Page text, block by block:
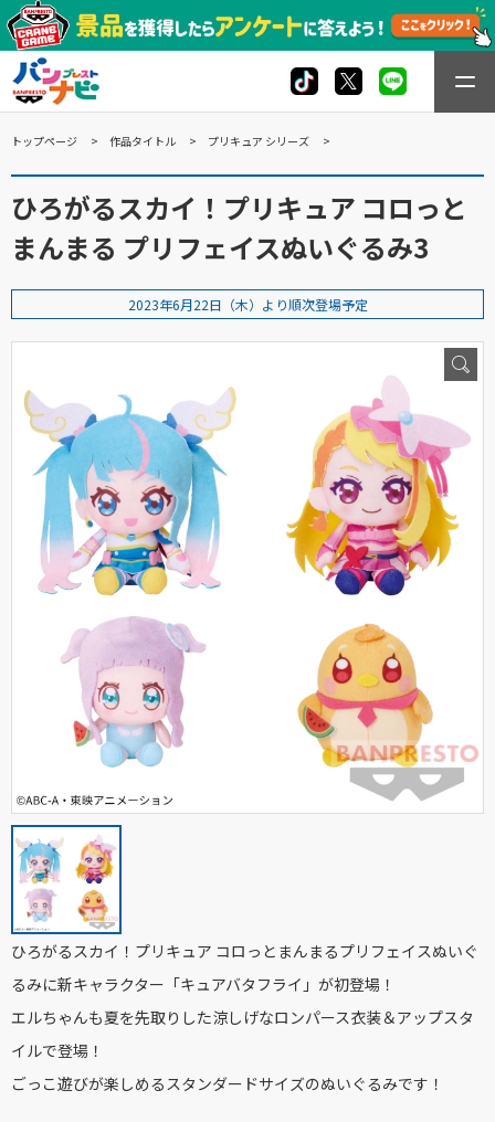
トップページ 作品タイトル プリキュア シリーズ
ひろがるスカイ！プリキュア コロっと
まんまる プリフェイスぬいぐるみ3
2023年6月22日（木）より順次登場予定
ひろがるスカイ！プリキュア コロっとまんまるプリフェイスぬいぐ
るみに新キャラクター「キュアバタフライ」が初登場！
エルちゃんも夏を先取りした涼しげなロンパース衣装＆アップスタ
イルで登場！
ごっこ遊びが楽しめるスタンダードサイズのぬいぐるみです！